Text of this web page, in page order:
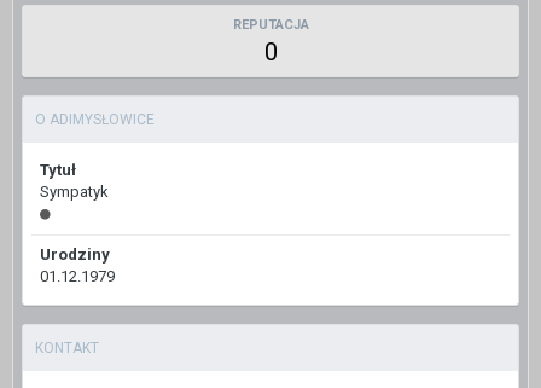
REPUTACJA
0
O ADIMYSŁOWICE
Tytuł
Sympatyk
Urodziny
01.12.1979
KONTAKT